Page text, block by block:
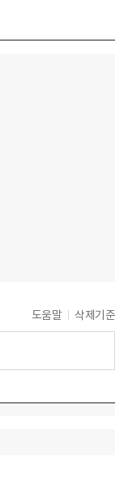
도움말 삭제기준